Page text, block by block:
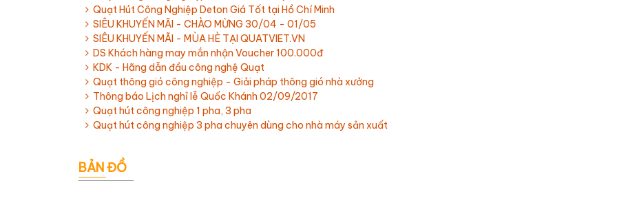
Quạt Hút Công Nghiệp Deton Giá Tốt tại Hồ Chí Minh
SIÊU KHUYẾN MÃI - CHÀO MỪNG 30/04 - 01/05
SIÊU KHUYẾN MÃI - MÙA HÈ TẠI QUATVIET.VN
DS Khách hàng may mắn nhận Voucher 100.000đ
KDK - Hãng dẫn đầu công nghệ Quạt
Quạt thông gió công nghiệp - Giải pháp thông gió nhà xưởng
Thông báo Lịch nghỉ lễ Quốc Khánh 02/09/2017
Quạt hút công nghiệp 1 pha, 3 pha
Quạt hút công nghiệp 3 pha chuyên dùng cho nhà máy sản xuất
BẢN ĐỒ